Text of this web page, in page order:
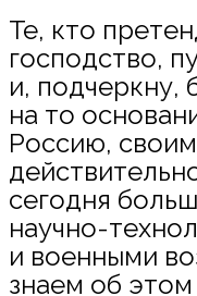
Те, кто
господство,
и, подчеркну,
на то
Россию,
сегодня
научно-
и военными
знаем об